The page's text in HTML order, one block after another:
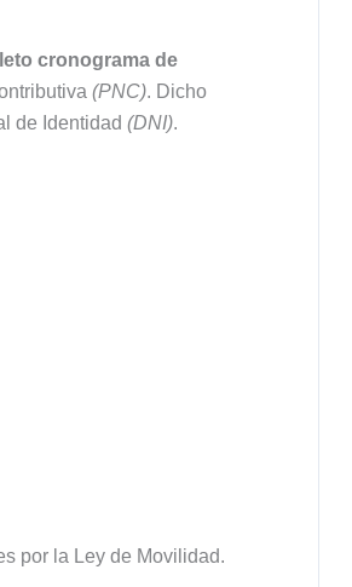
cronograma de
(PNC). Dicho
de Identidad (DNI).
por la Ley de Movilidad.